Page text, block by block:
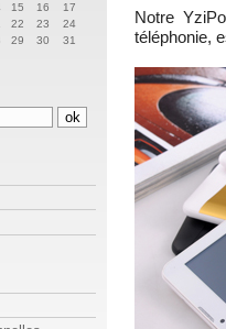
Notre
téléphonie,
15 16
17
22 23
24
29 30 31